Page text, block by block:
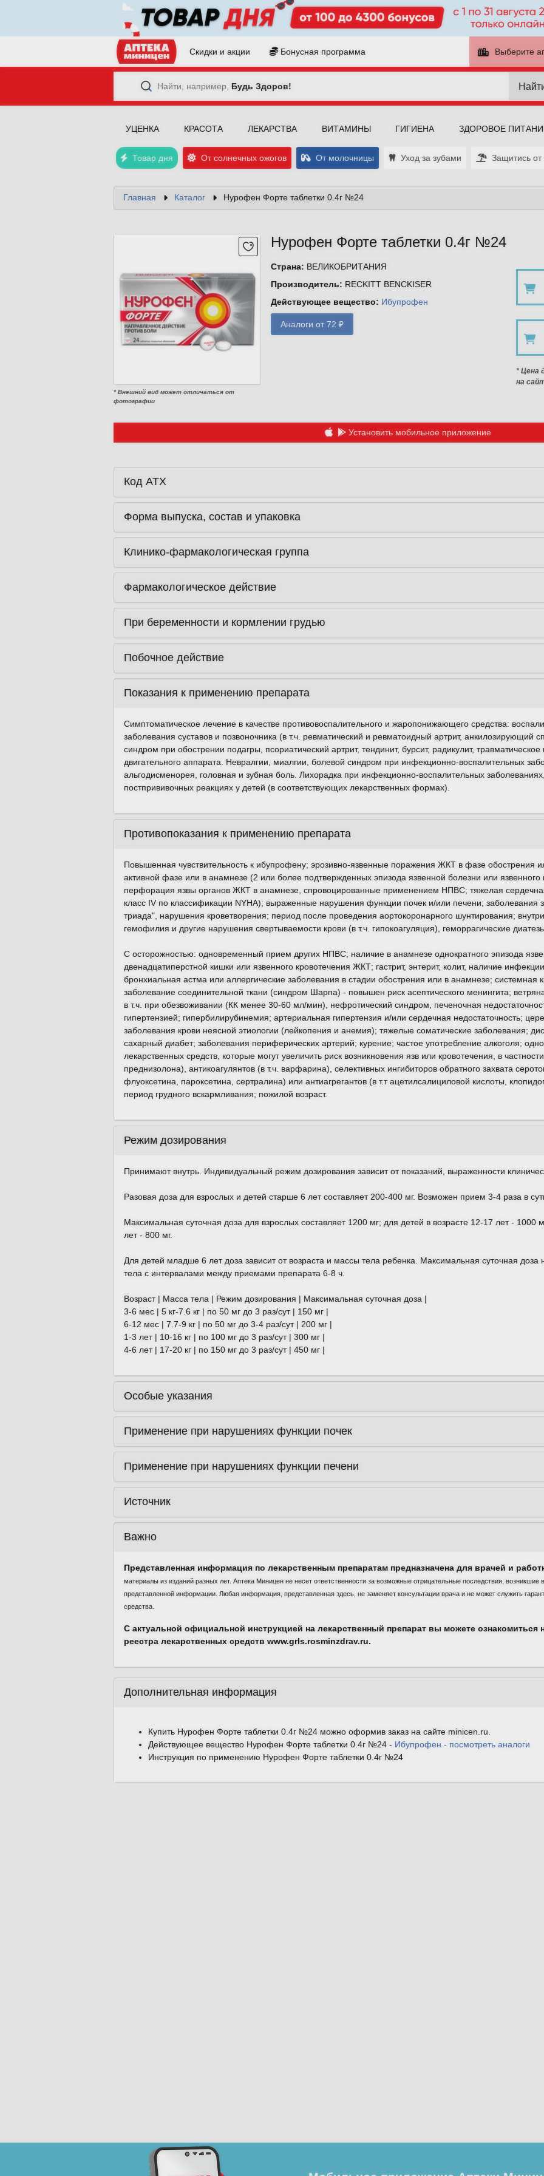
Скидки и акции Бонусная программа Выберите
Найти, например, Будь Здоров!
УЦЕНКА КРАСОТА ЛЕКАРСТВА ВИТАМИНЫ ГИГИЕНА ЗДОРОВОЕ
Товар дня От солнечных ожогов От молочницы Уход за зубами Защитись от
Главная Каталог Нурофен Форте таблетки 0.4г №24
* Внешний вид может отличаться от
фотографии
Нурофен Форте таблетки 0.4г №24
Страна: ВЕЛИКОБРИТАНИЯ
Производитель: RECKITT BENCKISER
Действующее вещество: Ибупрофен
Аналоги от 72 ₽
* Цена
на
Установить мобильное приложение
Код ATX
Форма выпуска, состав и упаковка
Клинико-фармакологическая группа
Фармакологическое действие
При беременности и кормлении грудью
Побочное действие
Показания к применению препарата
Симптоматическое лечение в качестве противовоспалительного и жаропонижающего средства:
заболевания суставов и позвоночника (в т.ч. ревматический и ревматоидный артрит, анкилозирующий
синдром при обострении подагры, псориатический артрит, тендинит, бурсит, радикулит,
двигательного аппарата. Невралгии, миалгии, болевой синдром при инфекционно-воспалительных
альгодисменорея, головная и зубная боль. Лихорадка при инфекционно-воспалительных
постпрививочных реакциях у детей (в соответствующих лекарственных формах).
Противопоказания к применению препарата
Повышенная чувствительность к ибупрофену; эрозивно-язвенные поражения ЖКТ в фазе обострения
активной фазе или в анамнезе (2 или более подтвержденных эпизода язвенной болезни или язвенного
перфорация язвы органов ЖКТ в анамнезе, спровоцированные применением НПВС; тяжелая
класс IV по классификации NYHA); выраженные нарушения функции почек и/или печени; заболевания
триада", нарушения кроветворения; период после проведения аортокоронарного шунтирования;
гемофилия и другие нарушения свертываемости крови (в т.ч. гипокоагуляция), геморрагические
С осторожностью: одновременный прием других НПВС; наличие в анамнезе однократного эпизода
двенадцатиперстной кишки или язвенного кровотечения ЖКТ; гастрит, энтерит, колит, наличие
бронхиальная астма или аллергические заболевания в стадии обострения или в анамнезе;
заболевание соединительной ткани (синдром Шарпа) - повышен риск асептического менингита;
в т.ч. при обезвоживании (КК менее 30-60 мл/мин), нефротический синдром, печеночная
гипертензией; гипербилирубинемия; артериальная гипертензия и/или сердечная недостаточность;
заболевания крови неясной этиологии (лейкопения и анемия); тяжелые соматические заболевания;
сахарный диабет; заболевания периферических артерий; курение; частое употребление алкоголя;
лекарственных средств, которые могут увеличить риск возникновения язв или кровотечения, в
преднизолона), антикоагулянтов (в т.ч. варфарина), селективных ингибиторов обратного захвата
флуоксетина, пароксетина, сертралина) или антиагрегантов (в т.т ацетилсалициловой кислоты,
период грудного вскармливания; пожилой возраст.
Режим дозирования
Принимают внутрь. Индивидуальный режим дозирования зависит от показаний, выраженности
Разовая доза для взрослых и детей старше 6 лет составляет 200-400 мг. Возможен прием 3-4 раза в
Максимальная суточная доза для взрослых составляет 1200 мг; для детей в возрасте 12-17 лет - 1000
лет - 800 мг.
Для детей младше 6 лет доза зависит от возраста и массы тела ребенка. Максимальная суточная
тела c интервалами между приемами препарата 6-8 ч.
Возраст | Масса тела | Режим дозирования | Максимальная суточная доза |
3-6 мес | 5 кг-7.6 кг | по 50 мг до 3 раз/сут | 150 мг |
6-12 мес | 7.7-9 кг | по 50 мг до 3-4 раз/сут | 200 мг |
1-3 лет | 10-16 кг | по 100 мг до 3 раз/сут | 300 мг |
4-6 лет | 17-20 кг | по 150 мг до 3 раз/сут | 450 мг |
Особые указания
Применение при нарушениях функции почек
Применение при нарушениях функции печени
Источник
Важно
Представленная информация по лекарственным препаратам предназначена для врачей и
материалы из изданий разных лет. Аптека Миницен не несет ответственности за возможные отрицательные последствия, возникшие
представленной информации. Любая информация, представленная здесь, не заменяет консультации врача и не может служить
средства.
С актуальной официальной инструкцией на лекарственный препарат вы можете ознакомиться
реестра лекарственных средств www.grls.rosminzdrav.ru.
Дополнительная информация
Купить Нурофен Форте таблетки 0.4г №24 можно оформив заказ на сайте minicen.ru.
Действующее вещество Нурофен Форте таблетки 0.4г №24 - Ибупрофен - посмотреть аналоги
Инструкция по применению Нурофен Форте таблетки 0.4г №24
Пройти тест